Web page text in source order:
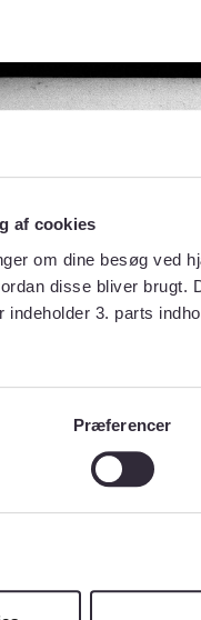
af cookies
om dine besøg ved
disse bliver
indeholder 3. parts
Præferencer